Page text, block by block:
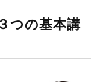
つの基本講